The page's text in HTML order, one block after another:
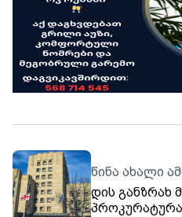
წინა ახალი
დის განზრახ